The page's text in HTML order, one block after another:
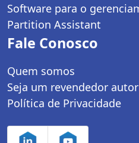
Software para o
Partition Assistant
Fale Conosco
Quem somos
Seja um revendedor
Política de Privacidade